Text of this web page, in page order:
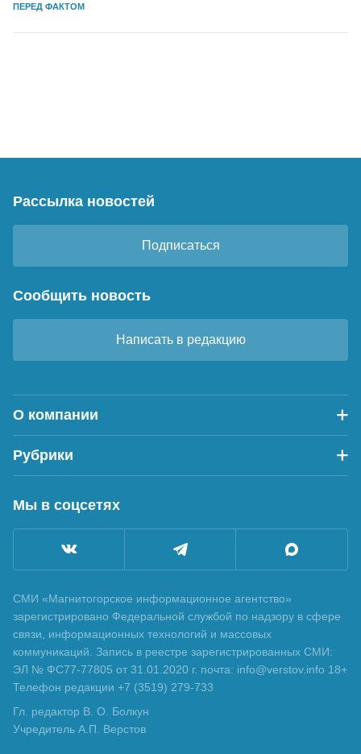
ПЕРЕД ФАКТОМ
Рассылка новостей
Подписаться
Сообщить новость
Написать в редакцию
О компании
Рубрики
Мы в соцсетях
СМИ «Магнитогорское информационное агентство»
зарегистрировано Федеральной службой по надзору в сфере
связи, информационных технологий и массовых
коммуникаций. Запись в реестре зарегистрированных СМИ:
ЭЛ № ФС77-77805 от 31.01.2020 г. почта: info@verstov.info 18+
Телефон редакции +7 (3519) 279-733
Гл. редактор В. О. Болкун
Учредитель А.П. Верстов